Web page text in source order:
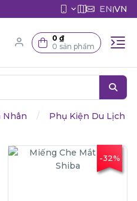
EN|VN
0 ₫
0 sản phẩm
Nhân
Phụ Kiện Du Lịch
-32%